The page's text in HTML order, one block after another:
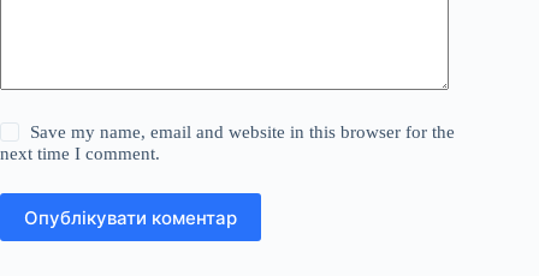
Save my name, email and website in this browser for the
next time I comment.
Опублікувати коментар